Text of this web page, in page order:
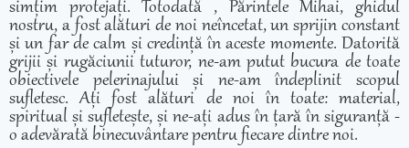
simțim protejați. Totodată , Părintele Mihai, ghidul
nostru, a fost alături de noi neîncetat, un sprijin constant
și un far de calm și credință în aceste momente. Datorită
grijii și rugăciunii tuturor, ne-am putut bucura de toate
obiectivele pelerinajului și ne-am îndeplinit scopul
sufletesc. Ați fost alături de noi în toate: material,
spiritual și sufletește, și ne-ați adus în țară în siguranță -
o adevărată binecuvântare pentru fiecare dintre noi.